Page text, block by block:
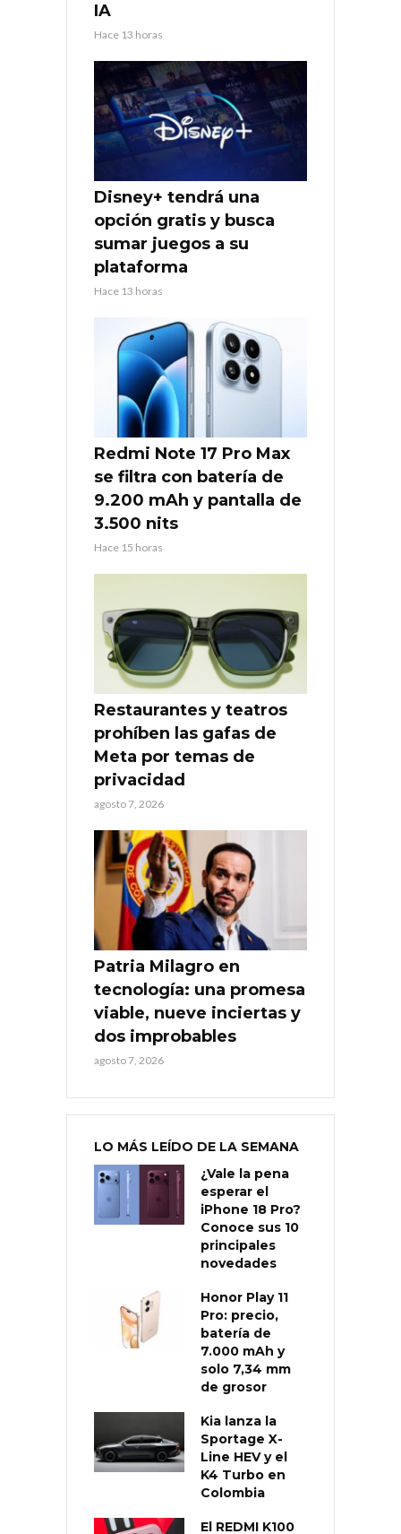
IA
Hace 13 horas
Disney+ tendrá una
opción gratis y busca
sumar juegos a su
plataforma
Hace 13 horas
Redmi Note 17 Pro Max
se filtra con batería de
9.200 mAh y pantalla de
3.500 nits
Hace 15 horas
Restaurantes y teatros
prohíben las gafas de
Meta por temas de
privacidad
agosto 7, 2026
Patria Milagro en
tecnología: una promesa
viable, nueve inciertas y
dos improbables
agosto 7, 2026
LO MÁS LEÍDO DE LA SEMANA
¿Vale la pena
esperar el
iPhone 18 Pro?
Conoce sus 10
principales
novedades
Honor Play 11
Pro: precio,
batería de
7.000 mAh y
solo 7,34 mm
de grosor
Kia lanza la
Sportage X-
Line HEV y el
K4 Turbo en
Colombia
El REDMI K100